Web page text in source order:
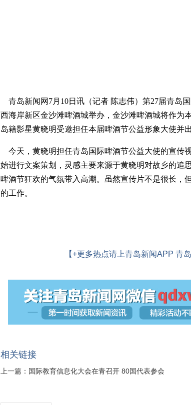
青岛新闻网7月10日讯（记者 陈志伟）第27届青岛
西海岸新区金沙滩啤酒城举办，金沙滩啤酒城将作为
岛籍影星黄晓明受邀担任本届啤酒节公益形象大使并
今天，黄晓明担任青岛国际啤酒节公益大使的宣传
始进行文案策划，灵感主要来源于黄晓明对故乡的追
啤酒节狂欢的气氛带入高潮。虽然宣传片不是很长，
的工作。
【+更多热点请上青岛新闻APP 青
相关链接
上一篇： 国际教育信息化大会在青召开 80国代表参会